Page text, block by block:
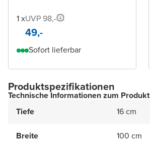
1 xUVP 98,-
49,-
Sofort lieferbar
Produktspezifikationen
Technische Informationen zum Produkt
Tiefe
16 cm
Breite 100 cm